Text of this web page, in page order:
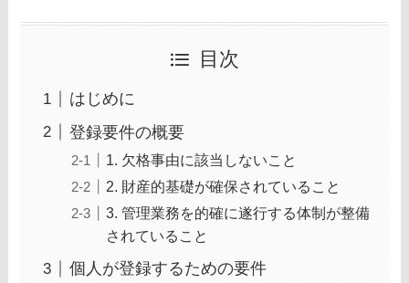
目次
はじめに
登録要件の概要
1. 欠格事由に該当しないこと
2. 財産的基礎が確保されていること
3. 管理業務を的確に遂行する体制が整備
されていること
個人が登録するための要件